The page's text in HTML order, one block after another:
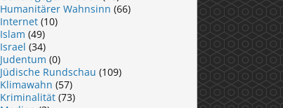
Humanitärer Wahnsinn (66)
Internet (10)
Islam (49)
Israel (34)
Judentum (0)
Jüdische Rundschau (109)
Klimawahn (57)
Kriminalität (73)